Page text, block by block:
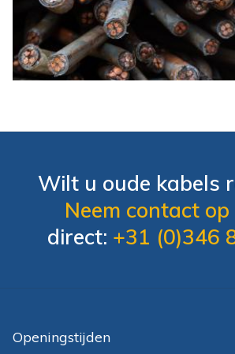
Wilt u oude kabels
Neem contact op
direct: +31 (0)346
Openingstijden